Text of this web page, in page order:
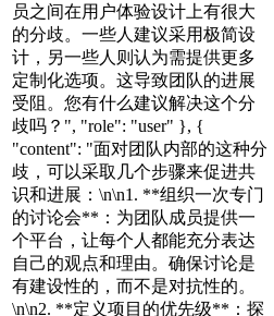
员之间在用户体验设计上有很大
的分歧。一些人建议采用极简设
计，另一些人则认为需提供更多
定制化选项。这导致团队的进展
受阻。您有什么建议解决这个分
歧吗？", "role": "user" }, {
"content": "面对团队内部的这种分
歧，可以采取几个步骤来促进共
识和进展：\n\n1. **组织一次专门
的讨论会**：为团队成员提供一
个平台，让每个人都能充分表达
自己的观点和理由。确保讨论是
有建设性的，而不是对抗性的。
\n\n2. **定义项目的优先级**：探